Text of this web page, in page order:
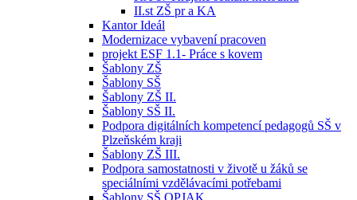
II.st ZŠ pr a KA
Kantor Ideál
Modernizace vybavení pracoven
projekt ESF 1.1- Práce s kovem
Šablony ZŠ
Šablony SŠ
Šablony ZŠ II.
Šablony SŠ II.
Podpora digitálních kompetencí pedagogů SŠ v
Plzeňském kraji
Šablony ZŠ III.
Podpora samostatnosti v životě u žáků se
speciálními vzdělávacími potřebami
Šablony SŠ OPJAK